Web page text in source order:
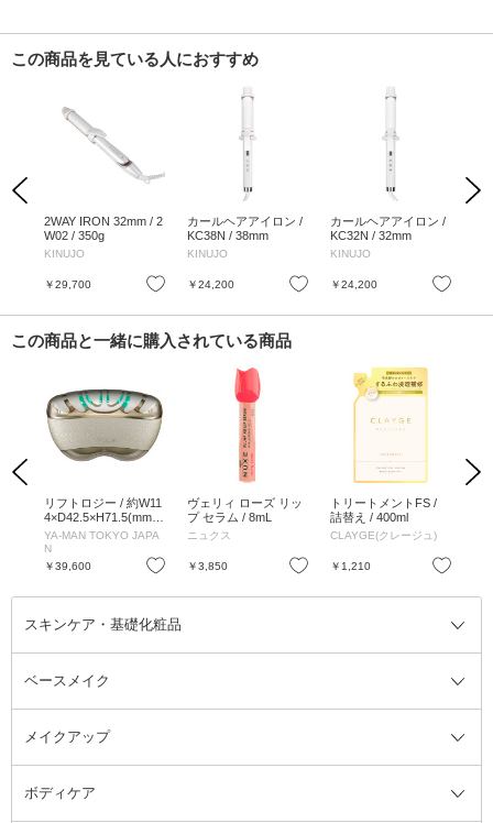
この商品を見ている人におすすめ
Previous
お気に入り
2WAY IRON 32mm / 2
W02 / 350g
KINUJO
￥29,700 お気に入り
カールヘアアイロン /
KC38N / 38mm
KINUJO
￥24,200 お気に入り
カールヘアアイロン /
KC32N / 32mm
KINUJO
￥24,200
Next
この商品と一緒に購入されている商品
Previous
お気に入り
リフトロジー / 約W11
4×D42.5×H71.5(mm)
約206g
YA-MAN TOKYO JAPA
N
￥39,600
お気に入り
ヴェリィ ローズ リッ
プ セラム / 8mL
ニュクス
￥3,850 お気に入り
トリートメントFS /
詰替え / 400ml
CLAYGE(クレージュ)
￥1,210
Next
スキンケア・基礎化粧品
スキンケア・基礎化粧品全て
洗顔料
美容液
ベースメイク
ベースメイク全て
BBクリーム
メイクアップ
メイクアップ全て
ボディケア